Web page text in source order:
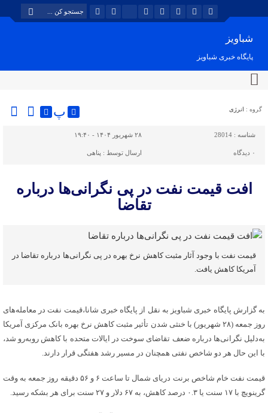
شباویز
پایگاه خبری شباویز
گروه : انرژی پ
شناسه : 28014 ۲۸ شهریور ۱۴۰۴ - ۱۹:۴۰
۰ دیدگاه ارسال توسط : پناهی
افت قیمت نفت در پی نگرانی‌ها درباره
تقاضا
قیمت نفت با وجود آثار مثبت کاهش نرخ بهره در پی نگرانی‌ها درباره تقاضا در
آمریکا کاهش یافت.
به گزارش پایگاه خبری شباویز به نقل از پایگاه خبری شانا،قیمت نفت در معامله‌های
روز جمعه (۲۸ شهریور) با خنثی شدن تأثیر مثبت کاهش نرخ بهره بانک مرکزی آمریکا
به‌دلیل نگرانی‌ها درباره ضعف تقاضای سوخت در ایالات متحده با کاهش روبه‌رو شد،
با این حال هر دو شاخص نفتی همچنان در مسیر رشد هفتگی قرار دارند.
قیمت نفت خام شاخص برنت دریای شمال تا ساعت ۶ و ۵۶ دقیقه روز جمعه به وقت
گرینویچ با ۱۷ سنت یا ۰.۳ درصد کاهش، به ۶۷ دلار و ۲۷ سنت برای هر بشکه رسید.